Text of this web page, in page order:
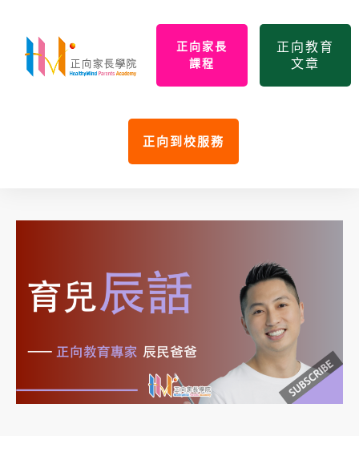
正向家長
課程
正向教育
文章
正向到校服務